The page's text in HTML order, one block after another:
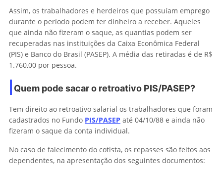
Assim, os trabalhadores e herdeiros que possuíam emprego
durante o período podem ter dinheiro a receber. Aqueles
que ainda não fizeram o saque, as quantias podem ser
recuperadas nas instituições da Caixa Econômica Federal
(PIS) e Banco do Brasil (PASEP). A média das retiradas é de R$
1.760,00 por pessoa.
Quem pode sacar o retroativo PIS/PASEP?
Tem direito ao retroativo salarial os trabalhadores que foram
cadastrados no Fundo PIS/PASEP até 04/10/88 e ainda não
fizeram o saque da conta individual.
No caso de falecimento do cotista, os repasses são feitos aos
dependentes, na apresentação dos seguintes documentos: